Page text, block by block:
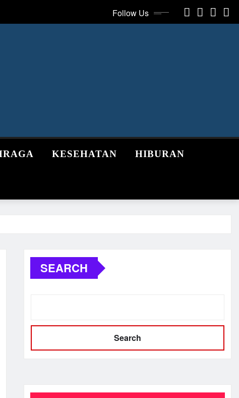
Follow Us
KESEHATAN HIBURAN
SEARCH
Search